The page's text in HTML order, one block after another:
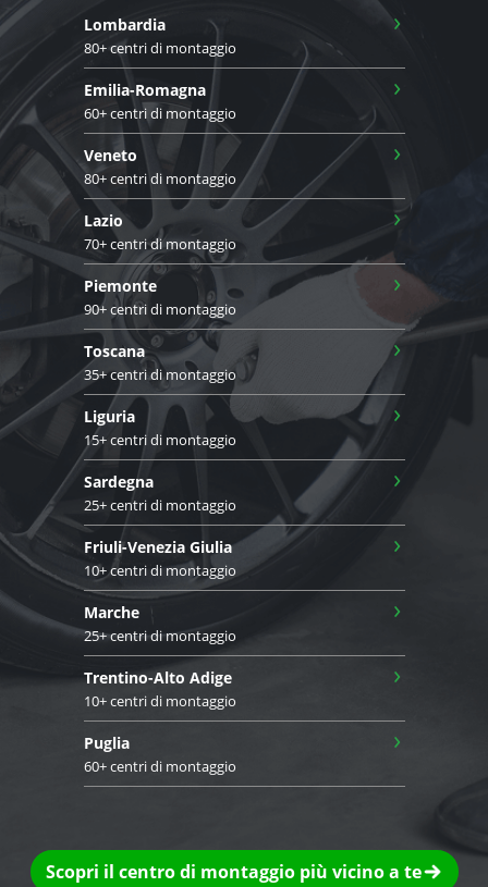
Lombardia
80+ centri di montaggio
›
Emilia-Romagna
60+ centri di montaggio
›
Veneto
80+ centri di montaggio
›
Lazio
70+ centri di montaggio
›
Piemonte
90+ centri di montaggio
›
Toscana
35+ centri di montaggio
›
Liguria
15+ centri di montaggio
›
Sardegna
25+ centri di montaggio
›
Friuli-Venezia Giulia
10+ centri di montaggio
›
Marche
25+ centri di montaggio
›
Trentino-Alto Adige
10+ centri di montaggio
›
Puglia
60+ centri di montaggio
›
Scopri il centro di montaggio più vicino a te